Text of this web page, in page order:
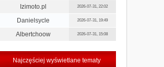
Izimoto.pl 2026-07-31, 22:02
Danielsycle 2026-07-31, 19:49
Albertchoow 2026-07-31, 15:08
Najczęściej wyświetlane tematy